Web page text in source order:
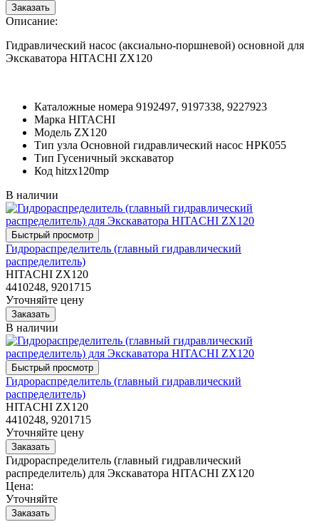
Описание:
Гидравлический насос (аксиально-поршневой) основной для
Экскаватора HITACHI ZX120
Каталожные номера 9192497, 9197338, 9227923
Марка HITACHI
Модель ZX120
Тип узла Основной гидравлический насос HPK055
Тип Гусеничный экскаватор
Код hitzx120mp
В наличии
Гидрораспределитель (главный гидравлический
распределитель)
HITACHI ZX120
4410248, 9201715
Уточняйте цену
В наличии
Гидрораспределитель (главный гидравлический
распределитель)
HITACHI ZX120
4410248, 9201715
Уточняйте цену
Гидрораспределитель (главный гидравлический
распределитель) для Экскаватора HITACHI ZX120
Цена:
Уточняйте